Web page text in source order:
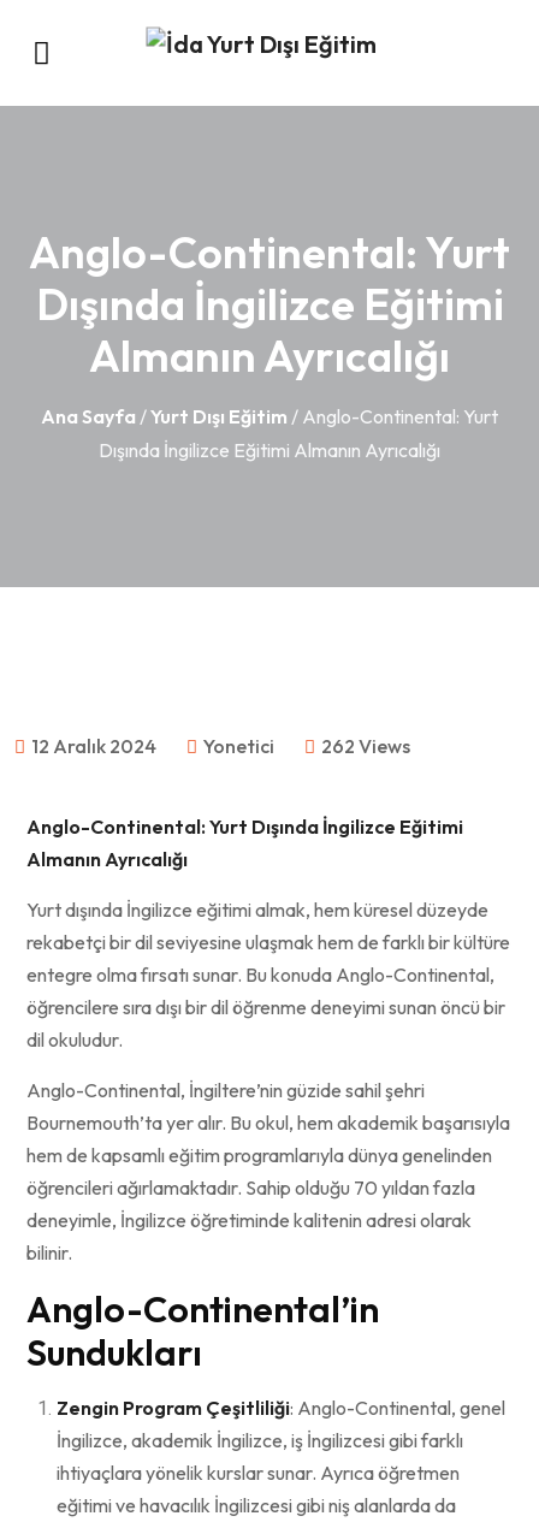
Anglo-Continental: Yurt
Dışında İngilizce Eğitimi
Almanın Ayrıcalığı
Ana Sayfa /Yurt Dışı Eğitim / Anglo-Continental: Yurt
Dışında İngilizce Eğitimi Almanın Ayrıcalığı
12 Aralık 2024 Yonetici 262 Views
Anglo-Continental: Yurt Dışında İngilizce Eğitimi
Almanın Ayrıcalığı
Yurt dışında İngilizce eğitimi almak, hem küresel düzeyde
rekabetçi bir dil seviyesine ulaşmak hem de farklı bir kültüre
entegre olma fırsatı sunar. Bu konuda Anglo-Continental,
öğrencilere sıra dışı bir dil öğrenme deneyimi sunan öncü bir
dil okuludur.
Anglo-Continental, İngiltere’nin güzide sahil şehri
Bournemouth’ta yer alır. Bu okul, hem akademik başarısıyla
hem de kapsamlı eğitim programlarıyla dünya genelinden
öğrencileri ağırlamaktadır. Sahip olduğu 70 yıldan fazla
deneyimle, İngilizce öğretiminde kalitenin adresi olarak
bilinir.
Anglo-Continental’in
Sundukları
Zengin Program Çeşitliliği: Anglo-Continental, genel
İngilizce, akademik İngilizce, iş İngilizcesi gibi farklı
ihtiyaçlara yönelik kurslar sunar. Ayrıca öğretmen
eğitimi ve havacılık İngilizcesi gibi niş alanlarda da